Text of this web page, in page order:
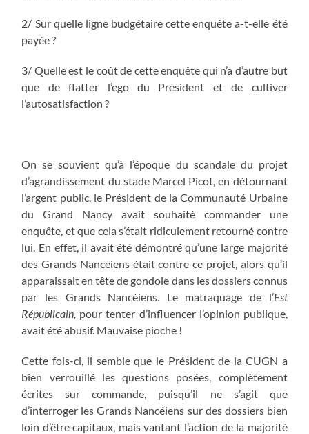
2/ Sur quelle ligne budgétaire cette enquête a-t-elle été
payée ?
3/ Quelle est le coût de cette enquête qui n’a d’autre but
que de flatter l’ego du Président et de cultiver
l’autosatisfaction ?
On se souvient qu’à l’époque du scandale du projet
d’agrandissement du stade Marcel Picot, en détournant
l’argent public, le Président de la Communauté Urbaine
du Grand Nancy avait souhaité commander une
enquête, et que cela s’était ridiculement retourné contre
lui. En effet, il avait été démontré qu’une large majorité
des Grands Nancéiens était contre ce projet, alors qu’il
apparaissait en tête de gondole dans les dossiers connus
par les Grands Nancéiens. Le matraquage de l’Est
Républicain, pour tenter d’influencer l’opinion publique,
avait été abusif. Mauvaise pioche !
Cette fois-ci, il semble que le Président de la CUGN a
bien verrouillé les questions posées, complètement
écrites sur commande, puisqu’il ne s’agit que
d’interroger les Grands Nancéiens sur des dossiers bien
loin d’être capitaux, mais vantant l’action de la majorité